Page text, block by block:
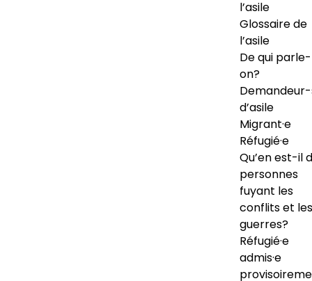
l’asile
Glossaire de
l’asile
De qui
on?
d’asile
Migrant·e
Réfugié·e
Qu’en est-il
personnes
fuyant les
conflits et les
guerres?
Réfugié·e
admis·e